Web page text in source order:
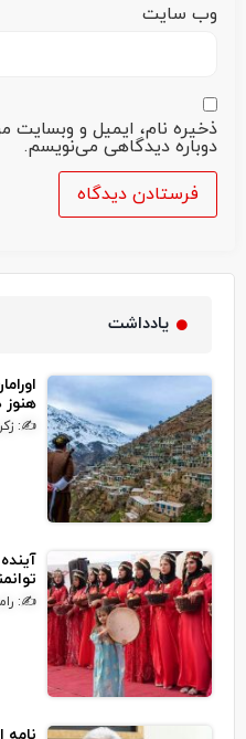
وب‌ سایت
ذخیره نام، ایمیل و وبسایت
دوباره دیدگاهی می‌نویسم.
یادداشت
هنوز
✍:
✍: